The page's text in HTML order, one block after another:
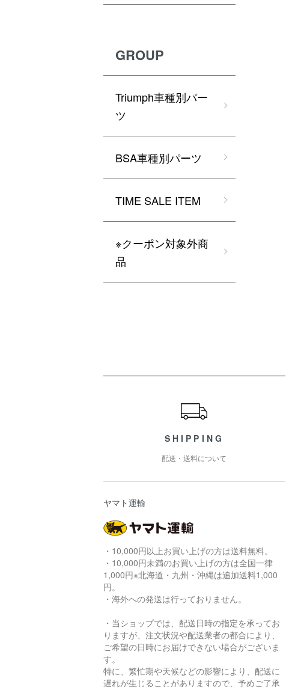
GROUP
Triumph車種別パー
ツ
BSA車種別パーツ
TIME SALE ITEM
※クーポン対象外商
品
SHIPPING
配送・送料について
ヤマト運輸
・10,000円以上お買い上げの方は送料無料。
・10,000円未満のお買い上げの方は全国一律
1,000円※北海道・九州・沖縄は追加送料1,000
円。
・海外への発送は行っておりません。
・当ショップでは、配送日時の指定を承ってお
りますが、注文状況や配送業者の都合により、
ご希望の日時にお届けできない場合がございま
す。
特に、繁忙期や天候などの影響により、配送に
遅れが生じることがありますので、予めご了承